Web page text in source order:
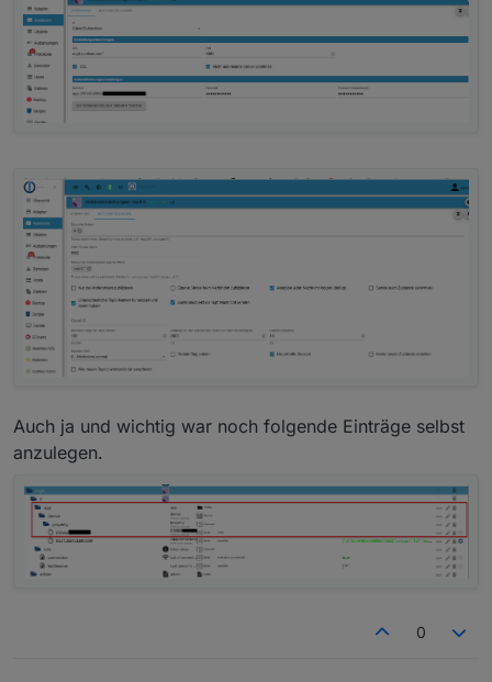
Auch ja und wichtig war noch folgende Einträge selbst
anzulegen.
0